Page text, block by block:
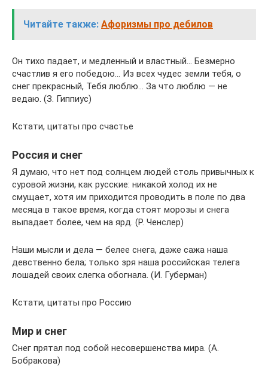
Читайте также: Афоризмы про дебилов
Он тихо падает, и медленный и властный… Безмерно
счастлив я его победою… Из всех чудес земли тебя, о
снег прекрасный, Тебя люблю… За что люблю — не
ведаю. (З. Гиппиус)
Кстати, цитаты про счастье
Россия и снег
Я думаю, что нет под солнцем людей столь привычных к
суровой жизни, как русские: никакой холод их не
смущает, хотя им приходится проводить в поле по два
месяца в такое время, когда стоят морозы и снега
выпадает более, чем на ярд. (Р. Ченслер)
Наши мысли и дела — белее снега, даже сажа наша
девственно бела; только зря наша российская телега
лошадей своих слегка обогнала. (И. Губерман)
Кстати, цитаты про Россию
Мир и снег
Снег прятал под собой несовершенства мира. (А.
Бобракова)